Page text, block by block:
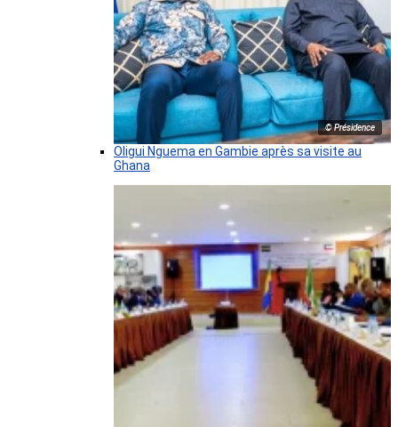
© Présidence
Oligui Nguema en Gambie après sa visite au
Ghana